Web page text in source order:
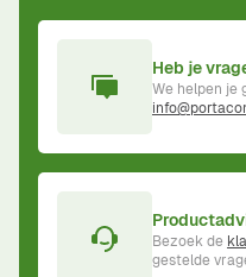
Heb je
We helpen je
Bezoek de
gestelde